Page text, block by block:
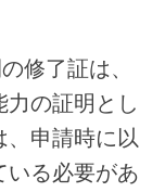
修了証は、
の証明とし
、申請時に以
いる必要があ